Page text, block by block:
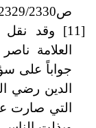
ص2329/2330
[11]
وقد نقل
جواباً على
الدين رضي
التي صارت